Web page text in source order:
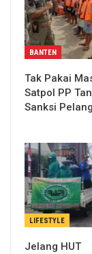
BANTEN
Tak Pakai
Satpol PP
Sanksi
LIFESTYLE
Jelang HUT